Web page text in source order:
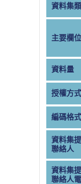
資料集
主要欄
資料量
授權方式
編碼格式
資料集
聯絡人
資料集
聯絡人